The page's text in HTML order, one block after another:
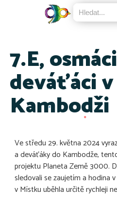
7.E,
deváťáci v
Kambodži
Ve středu 29. května 2024
a deváťáky do Kambodže,
projektu Planeta Země 3000.
sledovali se zaujetím a hodina
v Místku uběhla určitě rychleji